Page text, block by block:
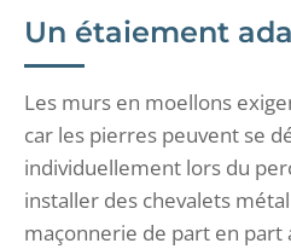
Un étaiement
Les murs en moellons
car les pierres peuvent se
individuellement lors du
installer des chevalets
maçonnerie de part en part